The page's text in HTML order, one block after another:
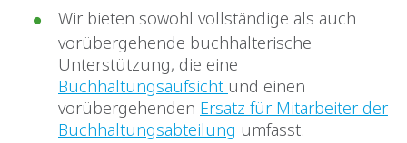
Wir bieten sowohl vollständige als auch
vorübergehende buchhalterische
Unterstützung, die eine
Buchhaltungsaufsicht und einen
vorübergehenden Ersatz für Mitarbeiter der
Buchhaltungsabteilung umfasst.